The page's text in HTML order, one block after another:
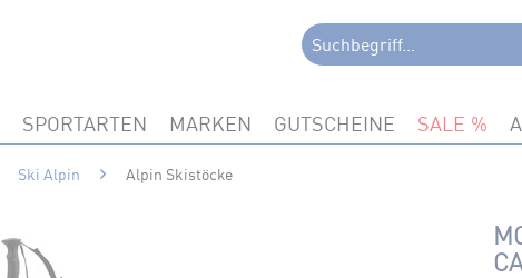
SPORTARTEN MARKEN GUTSCHEINE SALE
Ski Alpin Alpin Skistöcke